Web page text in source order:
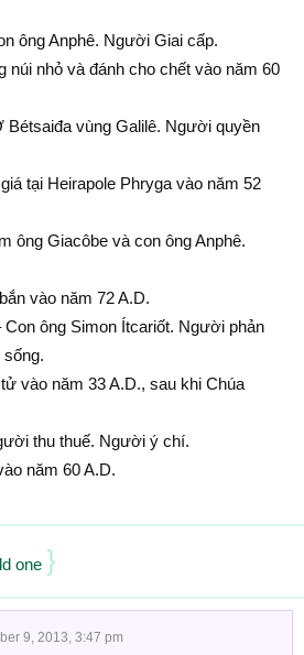
ông Anphê. Người Giai cấp.
núi nhỏ và đánh cho chết vào năm 60
Bétsaiđa vùng Galilê. Người quyền
tại Heirapole Phryga vào năm 52
ông Giacôbe và con ông Anphê.
vào năm 72 A.D.
Con ông Simon Ítcariốt. Người phản
vào năm 33 A.D., sau khi Chúa
thu thuế. Người ý chí.
năm 60 A.D.
one }
9, 2013, 3:47 pm